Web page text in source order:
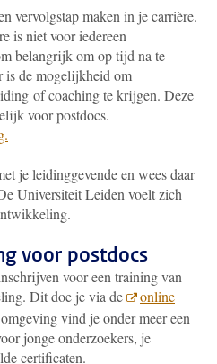
vervolgstap maken in je carrière.
is niet voor iedereen
belangrijk om op tijd na te
is de mogelijkheid om
of coaching te krijgen. Deze
voor postdocs.
je leidinggevende en wees daar
Universiteit Leiden voelt zich
voor postdocs
voor een training van
Dit doe je via de
online
vind je onder meer een
jonge onderzoekers, je
certificaten.